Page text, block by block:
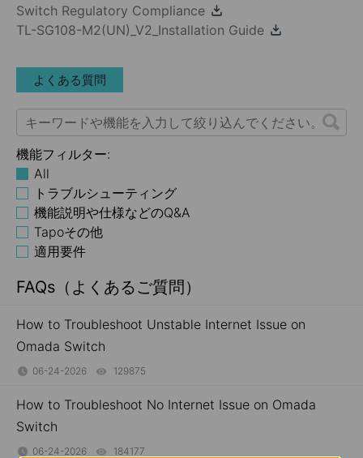
Switch Regulatory Compliance
TL-SG108-M2(UN)_V2_Installation Guide
よくある質問
機能フィルター:
All
トラブルシューティング
機能説明や仕様などのQ&A
Tapoその他
適用要件
FAQs（よくあるご質問）
How to Troubleshoot Unstable Internet Issue on
Omada Switch
06-24-2026 129875
How to Troubleshoot No Internet Issue on Omada
Switch
06-24-2026 184177